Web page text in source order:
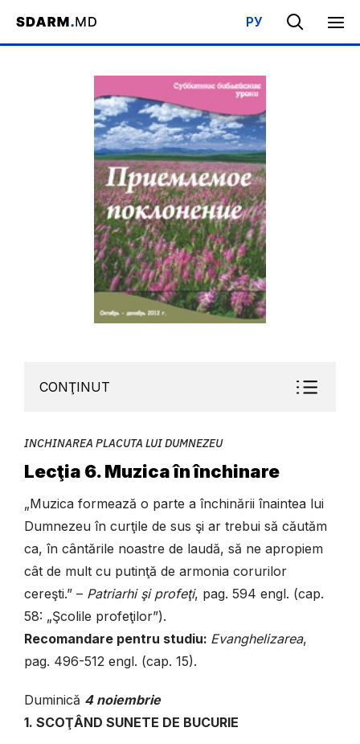
РУ
Acasa / Bibliotecă / Şcoala de Sabat / Inchinarea placuta lui
CONŢINUT
INCHINAREA PLACUTA LUI DUMNEZEU
Lecţia 6. Muzica în închinare
„Muzica formează o parte a închinării înaintea lui
Dumnezeu în curţile de sus şi ar trebui să căutăm
ca, în cântările noastre de laudă, să ne apropiem
cât de mult cu putinţă de armonia corurilor
cereşti.” – Patriarhi şi profeţi, pag. 594 engl. (cap.
58: „Şcolile profeţilor”).
Recomandare pentru studiu: Evanghelizarea,
pag. 496-512 engl. (cap. 15).
Duminică 4 noiembrie
1. SCOŢÂND SUNETE DE BUCURIE